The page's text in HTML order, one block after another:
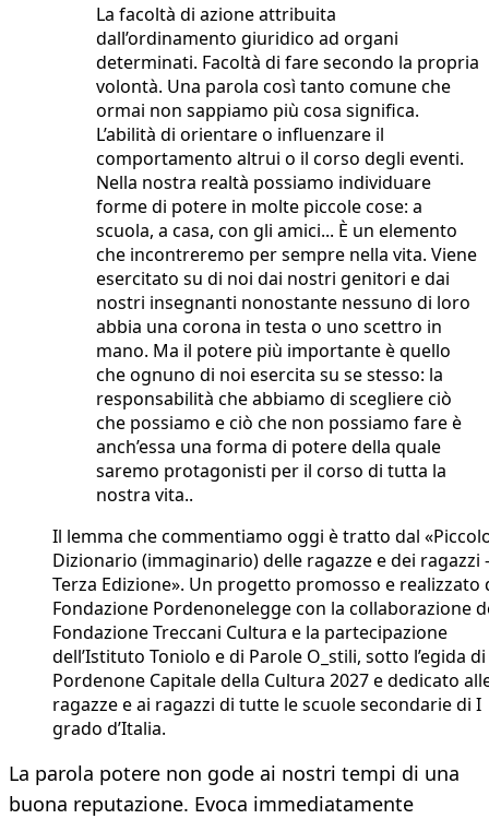
La facoltà di azione attribuita
dall’ordinamento giuridico ad organi
determinati. Facoltà di fare secondo la propria
volontà. Una parola così tanto comune che
ormai non sappiamo più cosa significa.
L’abilità di orientare o influenzare il
comportamento altrui o il corso degli eventi.
Nella nostra realtà possiamo individuare
forme di potere in molte piccole cose: a
scuola, a casa, con gli amici... È un elemento
che incontreremo per sempre nella vita. Viene
esercitato su di noi dai nostri genitori e dai
nostri insegnanti nonostante nessuno di loro
abbia una corona in testa o uno scettro in
mano. Ma il potere più importante è quello
che ognuno di noi esercita su se stesso: la
responsabilità che abbiamo di scegliere ciò
che possiamo e ciò che non possiamo fare è
anch’essa una forma di potere della quale
saremo protagonisti per il corso di tutta la
nostra vita..
Il lemma che commentiamo oggi è tratto dal
Dizionario (immaginario) delle ragazze e dei ragazzi
Terza Edizione». Un progetto promosso e realizzato
Fondazione Pordenonelegge con la collaborazione
Fondazione Treccani Cultura e la partecipazione
dell’Istituto Toniolo e di Parole O_stili, sotto l’egida di
Pordenone Capitale della Cultura 2027 e dedicato
ragazze e ai ragazzi di tutte le scuole secondarie di I
grado d’Italia.
La parola potere non gode ai nostri tempi di una
buona reputazione. Evoca immediatamente